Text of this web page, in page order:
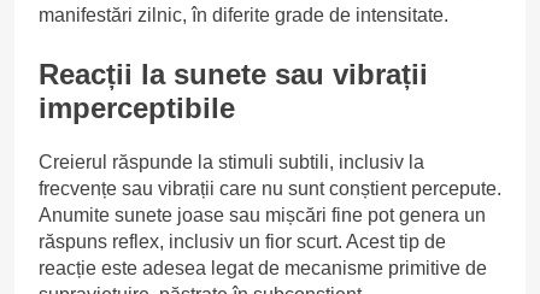
manifestări zilnic, în diferite grade de intensitate.
Reacții la sunete sau vibrații
imperceptibile
Creierul răspunde la stimuli subtili, inclusiv la
frecvențe sau vibrații care nu sunt conștient percepute.
Anumite sunete joase sau mișcări fine pot genera un
răspuns reflex, inclusiv un fior scurt. Acest tip de
reacție este adesea legat de mecanisme primitive de